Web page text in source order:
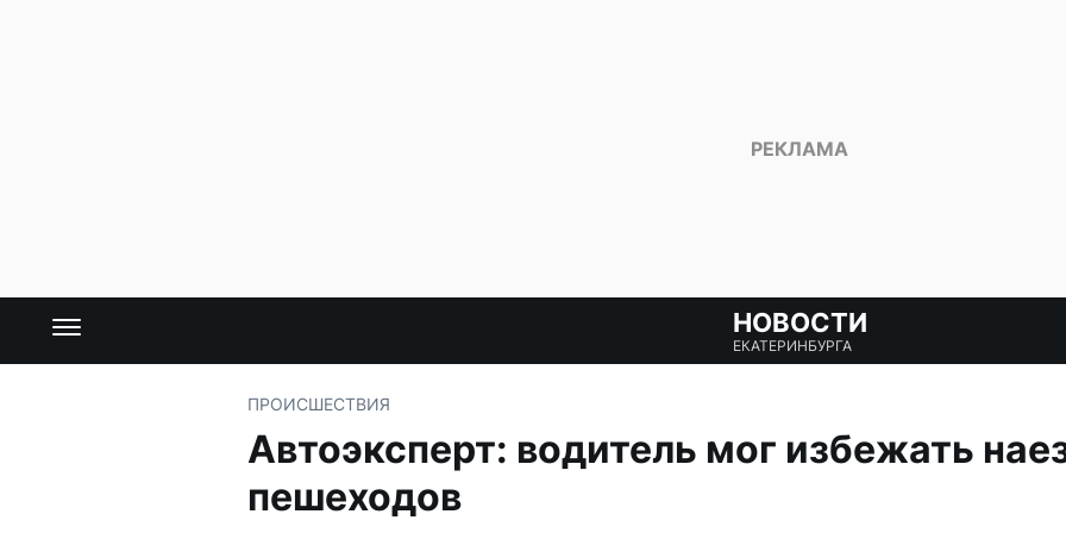
НОВОСТИ
ЕКАТЕРИНБУРГА
ПРОИСШЕСТВИЯ
Автоэксперт: водитель мог избежать
пешеходов